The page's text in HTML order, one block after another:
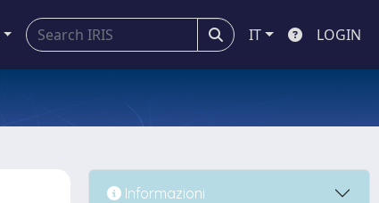
IT LOGIN
Informazioni